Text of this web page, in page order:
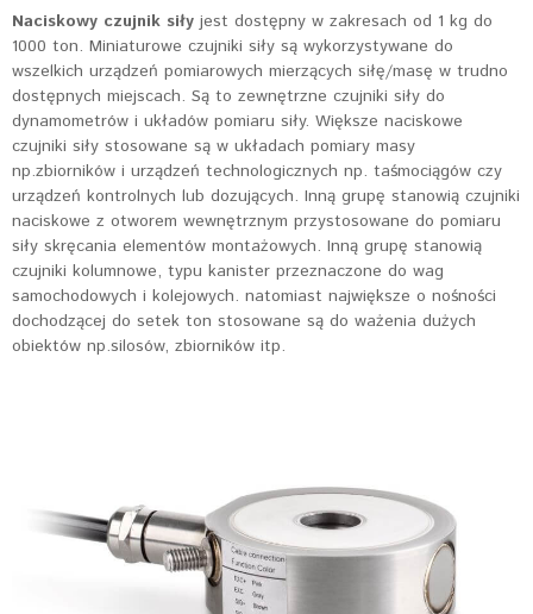
Naciskowy czujnik siły jest dostępny w zakresach od 1 kg do
1000 ton. Miniaturowe czujniki siły są wykorzystywane do
wszelkich urządzeń pomiarowych mierzących siłę/masę w trudno
dostępnych miejscach. Są to zewnętrzne czujniki siły do
dynamometrów i układów pomiaru siły. Większe naciskowe
czujniki siły stosowane są w układach pomiary masy
np.zbiorników i urządzeń technologicznych np. taśmociągów czy
urządzeń kontrolnych lub dozujących. Inną grupę stanowią czujniki
naciskowe z otworem wewnętrznym przystosowane do pomiaru
siły skręcania elementów montażowych. Inną grupę stanowią
czujniki kolumnowe, typu kanister przeznaczone do wag
samochodowych i kolejowych. natomiast największe o nośności
dochodzącej do setek ton stosowane są do ważenia dużych
obiektów np.silosów, zbiorników itp.